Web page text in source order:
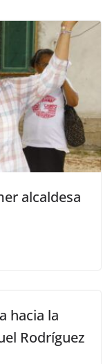
alcaldesa
hacia la
Rodríguez